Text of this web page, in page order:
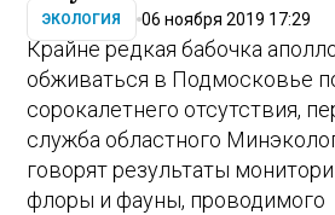
ЭКОЛОГИЯ 06 ноября 2019 17:29
Крайне редкая бабочка
обживаться в Подмосковье
сорокалетнего отсутствия,
служба областного
говорят результаты
флоры и фауны, проводимого